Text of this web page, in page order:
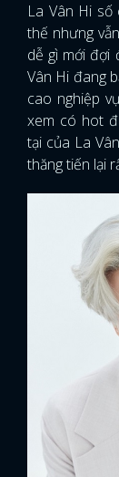
La Vân Hi
thế nhưng
dễ gì mới đợi
Vân Hi đang
cao nghiệp
xem có hot
tại của La
thăng tiến lại